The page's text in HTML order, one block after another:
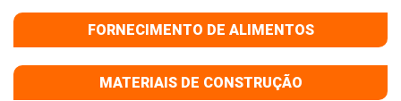
FORNECIMENTO DE ALIMENTOS
MATERIAIS DE CONSTRUÇÃO